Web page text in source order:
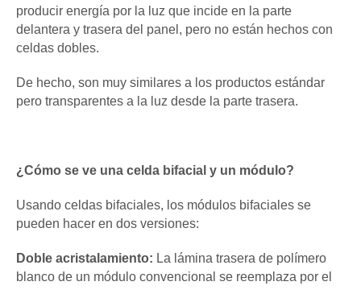
producir energía por la luz que incide en la parte
delantera y trasera del panel, pero no están hechos con
celdas dobles.
De hecho, son muy similares a los productos estándar
pero transparentes a la luz desde la parte trasera.
¿Cómo se ve una celda bifacial y un módulo?
Usando celdas bifaciales, los módulos bifaciales se
pueden hacer en dos versiones:
Doble acristalamiento: La lámina trasera de polímero
blanco de un módulo convencional se reemplaza por el